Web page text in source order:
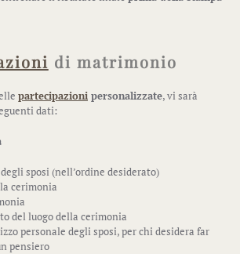
di matrimonio
partecipazioni personalizzate, vi sarà
dati:
sposi (nell’ordine desiderato)
cerimonia
del luogo della cerimonia
personale degli sposi, per chi desidera far
pensiero